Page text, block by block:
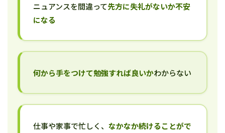
ニュアンスを間違って先方に失礼がないか不安
になる
何から手をつけて勉強すれば良いかわからない
仕事や家事で忙しく、 なかなか続けることがで